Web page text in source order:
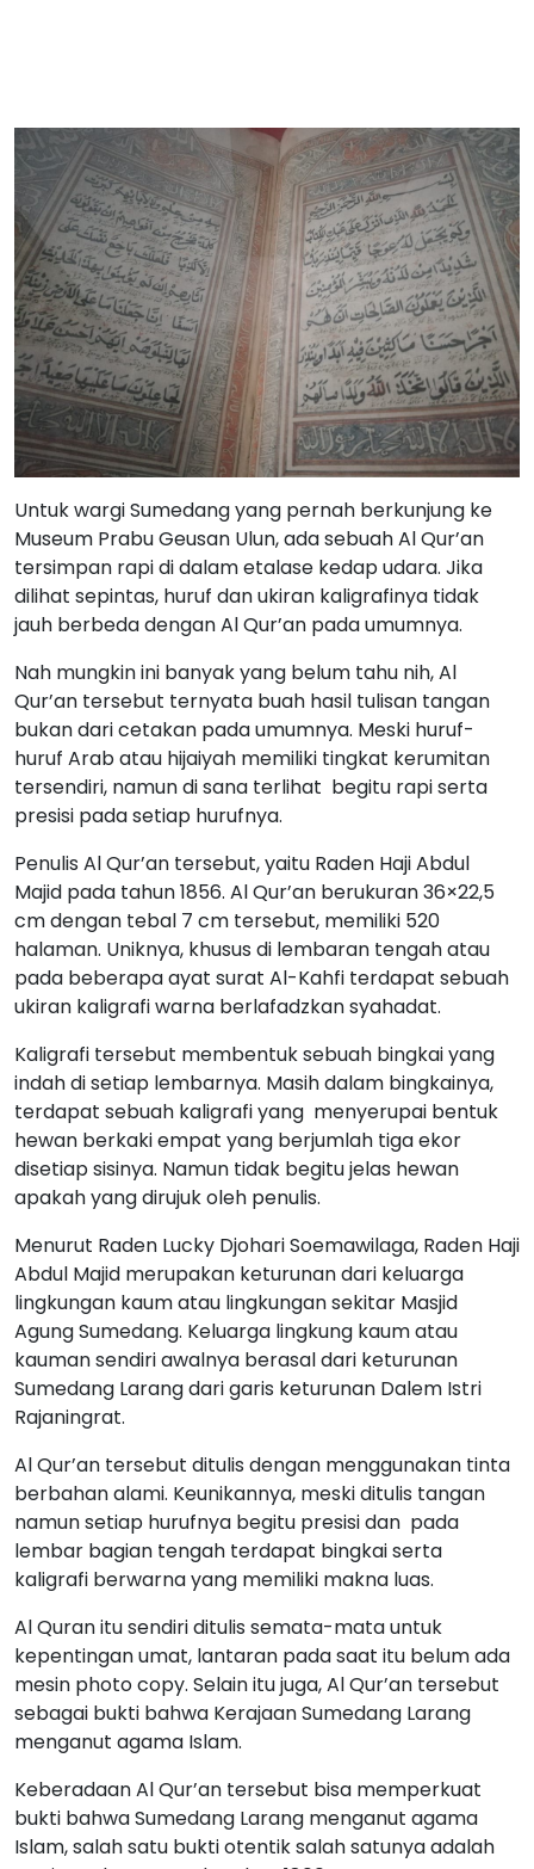
Untuk wargi Sumedang yang pernah berkunjung ke
Museum Prabu Geusan Ulun, ada sebuah Al Qur’an
tersimpan rapi di dalam etalase kedap udara. Jika
dilihat sepintas, huruf dan ukiran kaligrafinya tidak
jauh berbeda dengan Al Qur’an pada umumnya.
Nah mungkin ini banyak yang belum tahu nih, Al
Qur’an tersebut ternyata buah hasil tulisan tangan
bukan dari cetakan pada umumnya. Meski huruf-
huruf Arab atau hijaiyah memiliki tingkat kerumitan
tersendiri, namun di sana terlihat begitu rapi serta
presisi pada setiap hurufnya.
Penulis Al Qur’an tersebut, yaitu Raden Haji Abdul
Majid pada tahun 1856. Al Qur’an berukuran 36×22,5
cm dengan tebal 7 cm tersebut, memiliki 520
halaman. Uniknya, khusus di lembaran tengah atau
pada beberapa ayat surat Al-Kahfi terdapat sebuah
ukiran kaligrafi warna berlafadzkan syahadat.
Kaligrafi tersebut membentuk sebuah bingkai yang
indah di setiap lembarnya. Masih dalam bingkainya,
terdapat sebuah kaligrafi yang menyerupai bentuk
hewan berkaki empat yang berjumlah tiga ekor
disetiap sisinya. Namun tidak begitu jelas hewan
apakah yang dirujuk oleh penulis.
Menurut Raden Lucky Djohari Soemawilaga, Raden Haji
Abdul Majid merupakan keturunan dari keluarga
lingkungan kaum atau lingkungan sekitar Masjid
Agung Sumedang. Keluarga lingkung kaum atau
kauman sendiri awalnya berasal dari keturunan
Sumedang Larang dari garis keturunan Dalem Istri
Rajaningrat.
Al Qur’an tersebut ditulis dengan menggunakan tinta
berbahan alami. Keunikannya, meski ditulis tangan
namun setiap hurufnya begitu presisi dan pada
lembar bagian tengah terdapat bingkai serta
kaligrafi berwarna yang memiliki makna luas.
Al Quran itu sendiri ditulis semata-mata untuk
kepentingan umat, lantaran pada saat itu belum ada
mesin photo copy. Selain itu juga, Al Qur’an tersebut
sebagai bukti bahwa Kerajaan Sumedang Larang
menganut agama Islam.
Keberadaan Al Qur’an tersebut bisa memperkuat
bukti bahwa Sumedang Larang menganut agama
Islam, salah satu bukti otentik salah satunya adalah